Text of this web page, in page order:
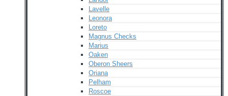
Lavelle
Leonora
Loreto
Magnus Checks
Marius
Oaken
Oberon Sheers
Oriana
Pelham
Roscoe